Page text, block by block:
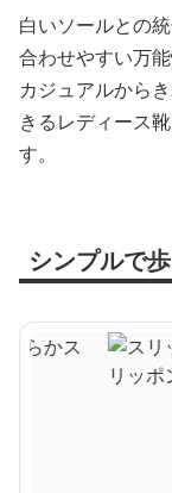
白いソールとの
合わせやすい万
カジュアルから
きるレディース
す。
シンプルで